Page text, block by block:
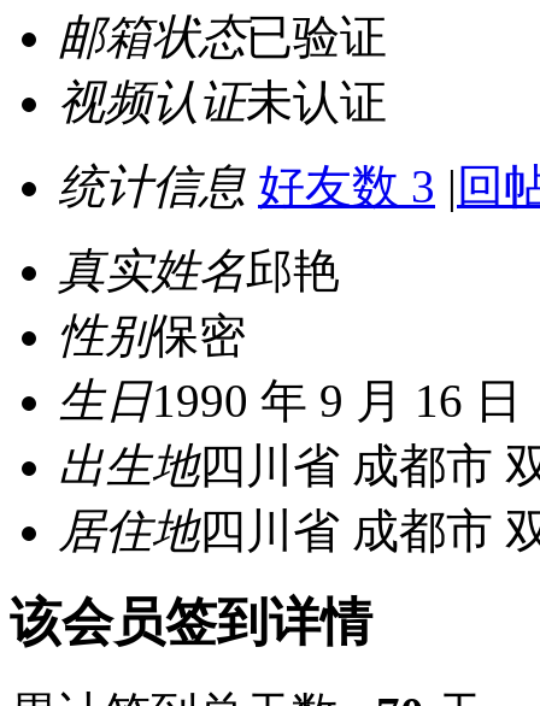
邮箱状态已验证
视频认证未认证
统计信息 好友数 3 | 回
真实姓名邱艳
性别保密
生日1990 年 9 月 16 日
出生地四川省 成都市
居住地四川省 成都市
该会员签到详情